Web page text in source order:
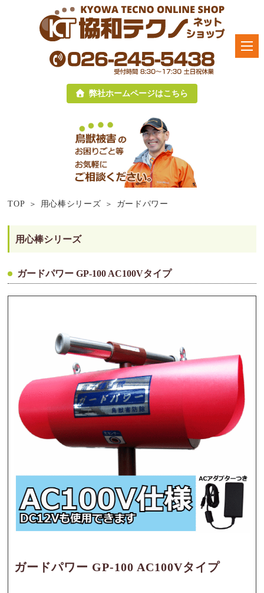
弊社ホームページはこちら
TOP 用心棒シリーズ ガードパワー
用心棒シリーズ
ガードパワー GP-100 AC100Vタイプ
ガードパワー GP-100 AC100Vタイプ